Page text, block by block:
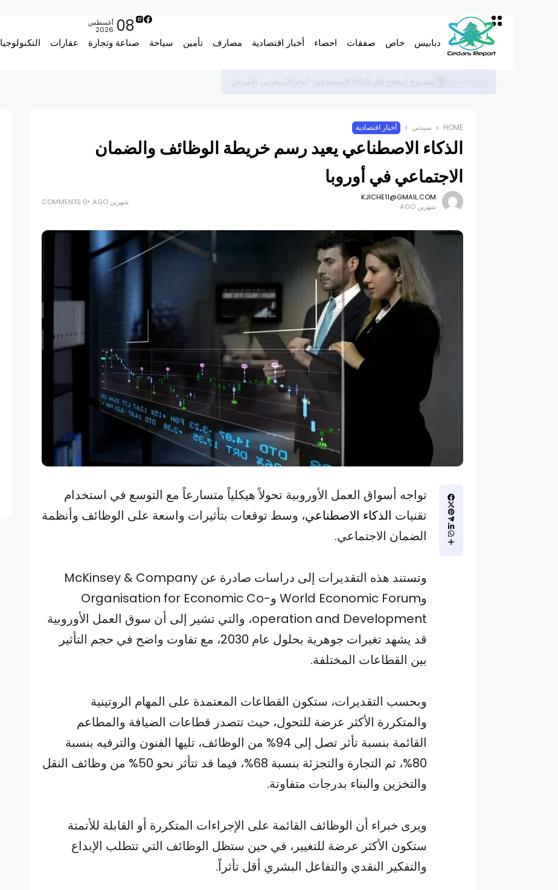
دبابيس خاص صفقات احصاء أخبار اقتصادية مصارف تأمين سياحة صناعة وتجارة عقارات التكنولوجيا
08 أغسطس
2026
HOME سيدتي أخبار اقتصادية
الذكاء الاصطناعي يعيد رسم خريطة الوظائف والضمان
الاجتماعي في أوروبا
KJICHE11@GMAIL.COM
شهرين AGO
شهرين AGO 0 COMMENTS
تواجه أسواق العمل الأوروبية تحولاً هيكلياً متسارعاً مع التوسع في استخدام
تقنيات الذكاء الاصطناعي، وسط توقعات بتأثيرات واسعة على الوظائف وأنظمة
الضمان الاجتماعي.
وتستند هذه التقديرات إلى دراسات صادرة عن McKinsey & Company
وWorld Economic Forum وOrganisation for Economic Co-
operation and Development، والتي تشير إلى أن سوق العمل الأوروبية
قد يشهد تغيرات جوهرية بحلول عام 2030، مع تفاوت واضح في حجم التأثير
بين القطاعات المختلفة.
وبحسب التقديرات، ستكون القطاعات المعتمدة على المهام الروتينية
والمتكررة الأكثر عرضة للتحول، حيث تتصدر قطاعات الضيافة والمطاعم
القائمة بنسبة تأثر تصل إلى 94% من الوظائف، تليها الفنون والترفيه بنسبة
80%، ثم التجارة والتجزئة بنسبة 68%، فيما قد تتأثر نحو 50% من وظائف النقل
والتخزين والبناء بدرجات متفاوتة.
ويرى خبراء أن الوظائف القائمة على الإجراءات المتكررة أو القابلة للأتمتة
ستكون الأكثر عرضة للتغيير، في حين ستظل الوظائف التي تتطلب الإبداع
والتفكير النقدي والتفاعل البشري أقل تأثراً.